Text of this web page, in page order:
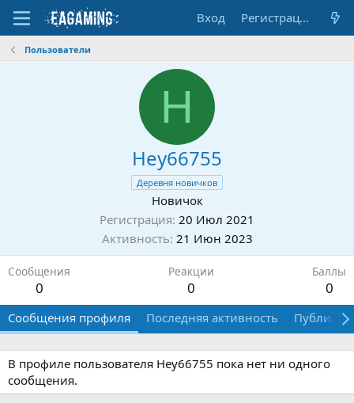
Вход Регистрация
Пользователи
H
Hey66755
Деревня новичков
Новичок
Регистрация 20 Июл 2021
Активность 21 Июн 2023
Сообщения
0
Реакции
0
Баллы
0
Сообщения профиля Последняя активность
В профиле пользователя Hey66755 пока нет ни одного
сообщения.